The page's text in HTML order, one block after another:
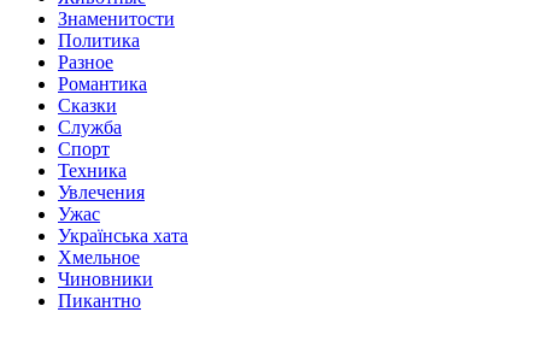
Знаменитости
Политика
Разное
Романтика
Сказки
Служба
Спорт
Техника
Увлечения
Ужас
Українська хата
Хмельное
Чиновники
Пикантно